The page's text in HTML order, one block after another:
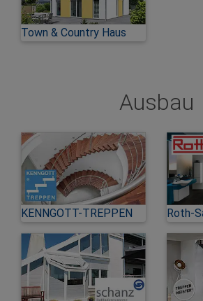
Town & Country Haus
Ausbau
KENNGOTT-TREPPEN Roth-